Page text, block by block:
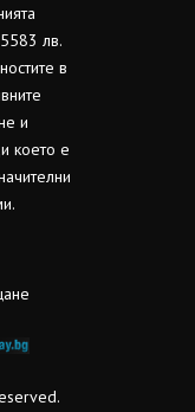
лв.
в
и
което е